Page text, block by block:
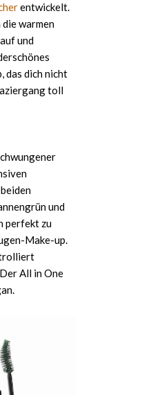
entwickelt.
warmen
und
das dich nicht
toll
und
perfekt zu
Make-up.
All in One